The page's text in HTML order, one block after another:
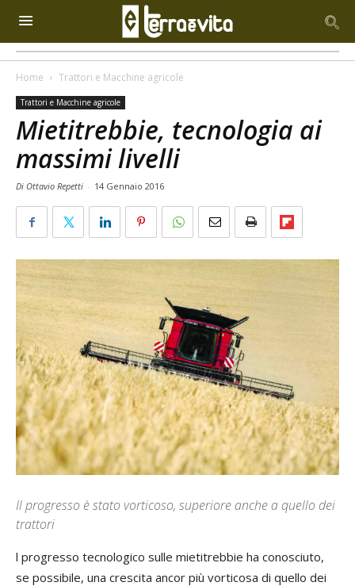
Home Trattori e Macchine agricole
Trattori e Macchine agricole
Mietitrebbie, tecnologia ai
massimi livelli
Di Ottavio Repetti - 14 Gennaio 2016
Il progresso è stato vorticoso, superiore anche a quello dei
trattori
l progresso tecnologico sulle mietitrebbie ha conosciuto,
se possibile, una crescita ancor più vorticosa di quello dei